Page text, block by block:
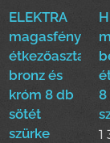
ELEKTRA
magasfényű
étkezőasztal
bronz és
króm 8 db
sötét
szürke
8
1